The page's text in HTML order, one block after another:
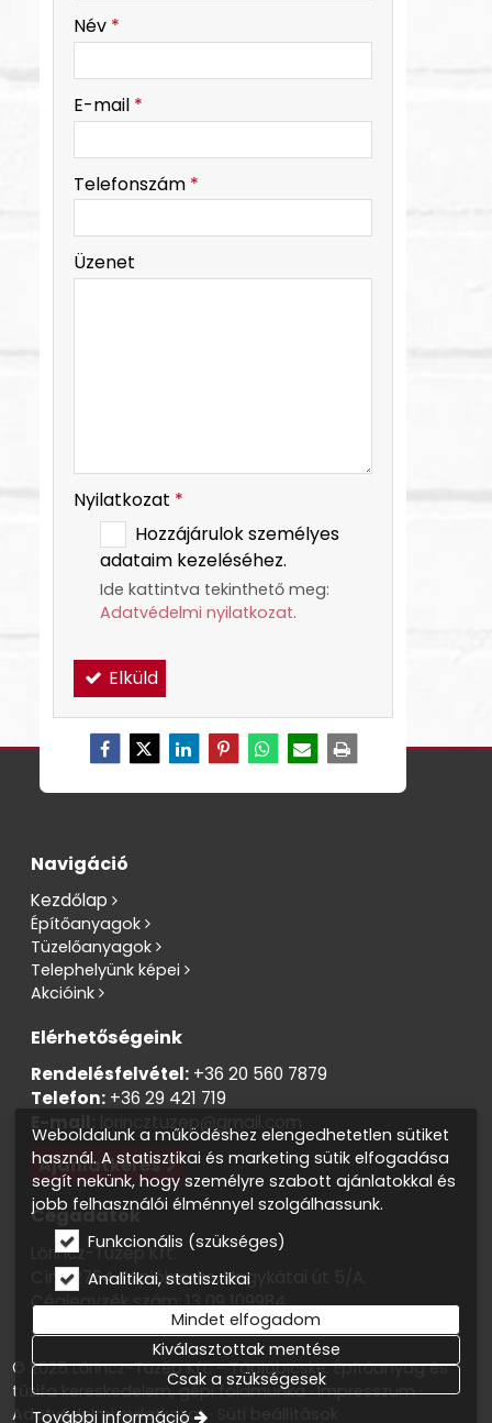
-
Név *
E-mail *
Telefonszám *
Üzenet
Nyilatkozat *
Hozzájárulok személyes
adataim kezeléséhez.
Ide kattintva tekinthető meg:
Adatvédelmi nyilatkozat.
Elküld
Navigáció
Kezdőlap
Építőanyagok
Tüzelőanyagok
Telephelyünk képei
Akcióink
Elérhetőségeink
Rendelésfelvétel: +36 20 560 7879
Telefon: +36 29 421 719
E-mail: lorincztuzep@gmail.com
Ajánlatkérés
Cégadatok
Lőrincz-Tüzép Kft.
Cím: 2764 Tápióbicske, Nagykátai út 5/A.
Cégjegyzék szám: 13 09 109984
Adószám: 13819138-2-13
© 2025 Lőrincz-Tüzép Kft. - Tápióbicske. Építőanyag és
tűzifa kereskedelem, gépi földmunka Impresszum
Adatvédelmi nyilatkozat
Weboldalunk a működéshez elengedhetetlen sütiket
használ. A statisztikai és marketing sütik elfogadása
segít nekünk, hogy személyre szabott ajánlatokkal és
jobb felhasználói élménnyel szolgálhassunk.
Funkcionális (szükséges)
Analitikai, statisztikai
Mindet elfogadom
Kiválasztottak mentése
Csak a szükségesek
További információ